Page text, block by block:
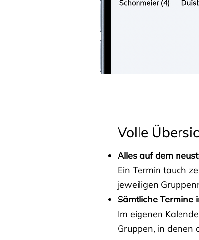
Volle
Alles auf dem
Ein Termin tauch
jeweiligen
Sämtliche Termine
Im eigenen
Gruppen, in denen